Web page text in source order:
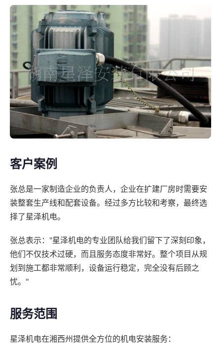
客户案例
张总是一家制造企业的负责人，企业在扩建厂房时需要安
装整套生产线和配套设备。经过多方比较和考察，最终选
择了星泽机电。
张总表示："星泽机电的专业团队给我们留下了深刻印象，
他们不仅技术过硬，而且服务态度非常好。整个项目从规
划到施工都非常顺利，设备运行稳定，完全没有后顾之
忧。"
服务范围
星泽机电在湘西州提供全方位的机电安装服务：